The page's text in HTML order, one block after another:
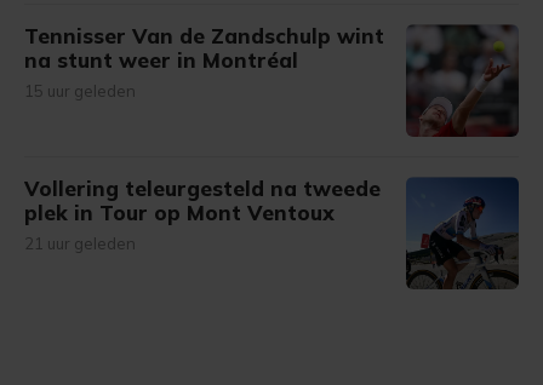
gemaakte keuze altijd wijzigen of intrekken.
Tennisser Van de Zandschulp wint
na stunt weer in Montréal
15 uur geleden
Vollering teleurgesteld na tweede
plek in Tour op Mont Ventoux
21 uur geleden